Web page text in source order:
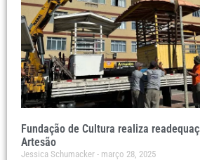
Fundação de Cultura realiza
Artesão
Jessica Schumacker março 28, 2025